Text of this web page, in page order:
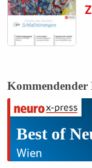
Kommendender
Best of
Wien